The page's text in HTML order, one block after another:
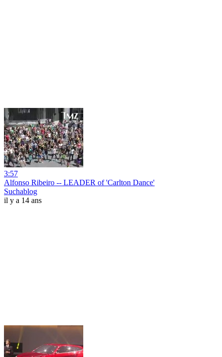
3:57
Alfonso Ribeiro -- LEADER of 'Carlton Dance'
Suchablog
il y a 14 ans